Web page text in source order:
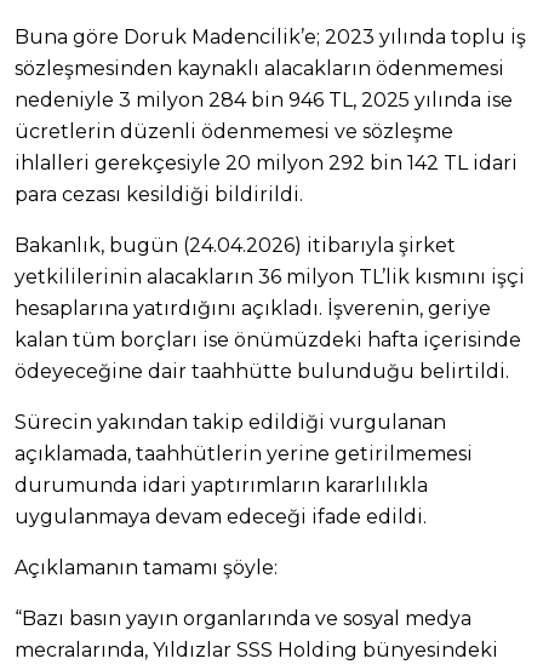
Buna göre Doruk Madencilik’e; 2023 yılında toplu iş
sözleşmesinden kaynaklı alacakların ödenmemesi
nedeniyle 3 milyon 284 bin 946 TL, 2025 yılında ise
ücretlerin düzenli ödenmemesi ve sözleşme
ihlalleri gerekçesiyle 20 milyon 292 bin 142 TL idari
para cezası kesildiği bildirildi.
Bakanlık, bugün (24.04.2026) itibarıyla şirket
yetkililerinin alacakların 36 milyon TL’lik kısmını işçi
hesaplarına yatırdığını açıkladı. İşverenin, geriye
kalan tüm borçları ise önümüzdeki hafta içerisinde
ödeyeceğine dair taahhütte bulunduğu belirtildi.
Sürecin yakından takip edildiği vurgulanan
açıklamada, taahhütlerin yerine getirilmemesi
durumunda idari yaptırımların kararlılıkla
uygulanmaya devam edeceği ifade edildi.
Açıklamanın tamamı şöyle:
“Bazı basın yayın organlarında ve sosyal medya
mecralarında, Yıldızlar SSS Holding bünyesindeki